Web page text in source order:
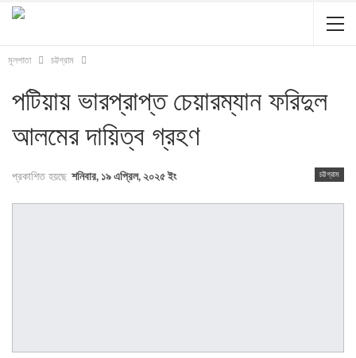
মূলপাতা চট্টগ্রাম
পটিয়ায় ভারপ্রাপ্ত চেয়ারম্যান ফরিদুল
আলমের দায়িত্ব গ্রহণ
চট্টগ্রাম
প্রকাশিত হয়ছে শনিবার, ১৯ এপ্রিল, ২০২৫ ইং